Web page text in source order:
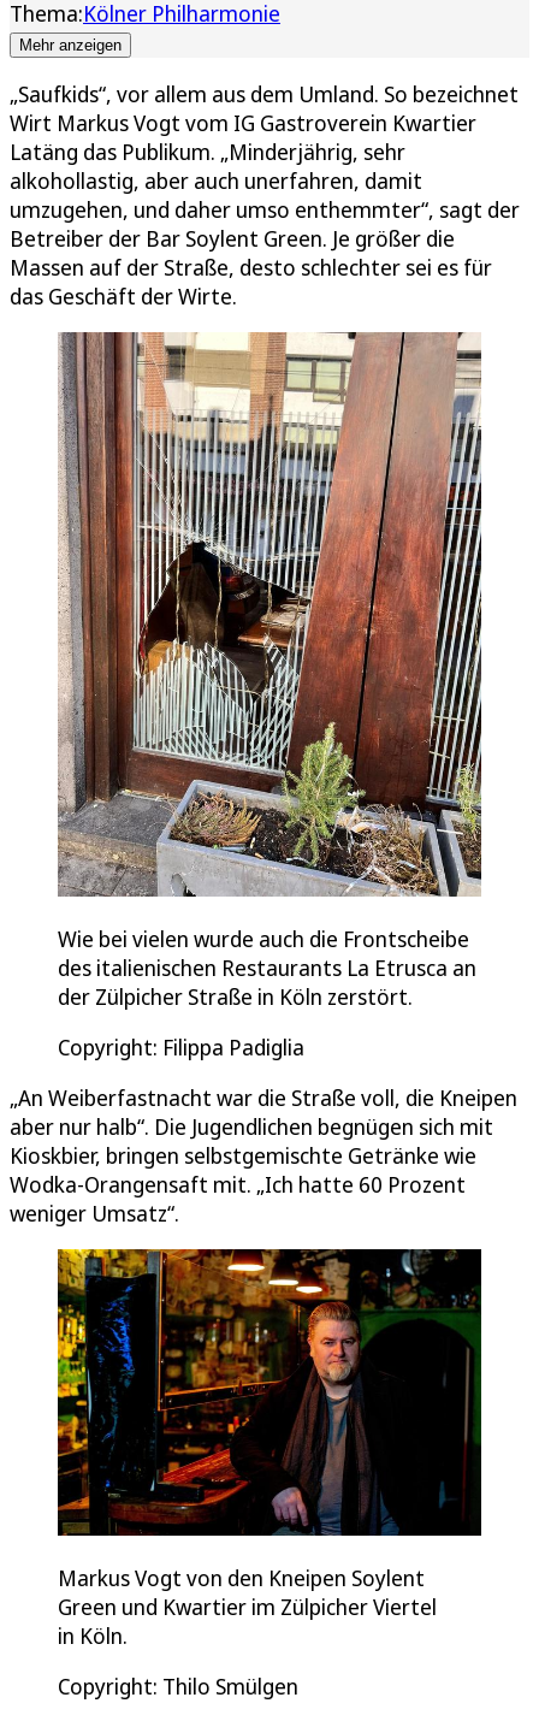
Thema:Kölner Philharmonie
Mehr anzeigen
„Saufkids“, vor allem aus dem Umland. So bezeichnet
Wirt Markus Vogt vom IG Gastroverein Kwartier
Latäng das Publikum. „Minderjährig, sehr
alkohollastig, aber auch unerfahren, damit
umzugehen, und daher umso enthemmter“, sagt der
Betreiber der Bar Soylent Green. Je größer die
Massen auf der Straße, desto schlechter sei es für
das Geschäft der Wirte.
Wie bei vielen wurde auch die Frontscheibe
des italienischen Restaurants La Etrusca an
der Zülpicher Straße in Köln zerstört.
Copyright: Filippa Padiglia
„An Weiberfastnacht war die Straße voll, die Kneipen
aber nur halb“. Die Jugendlichen begnügen sich mit
Kioskbier, bringen selbstgemischte Getränke wie
Wodka-Orangensaft mit. „Ich hatte 60 Prozent
weniger Umsatz“.
Markus Vogt von den Kneipen Soylent
Green und Kwartier im Zülpicher Viertel
in Köln.
Copyright: Thilo Smülgen